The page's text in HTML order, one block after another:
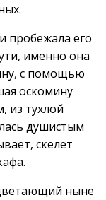
пробежала его
именно она
с помощью
оскомину
из тухлой
душистым
скелет
ныне